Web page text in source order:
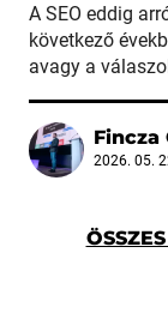
A SEO eddig
következő
avagy a
Fincza
2026. 05.